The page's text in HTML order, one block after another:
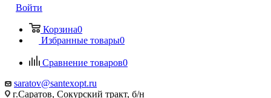
Войти
Корзина0
Избранные товары0
Сравнение товаров0
saratov@santexopt.ru
г.Саратов, Сокурский тракт, б/н